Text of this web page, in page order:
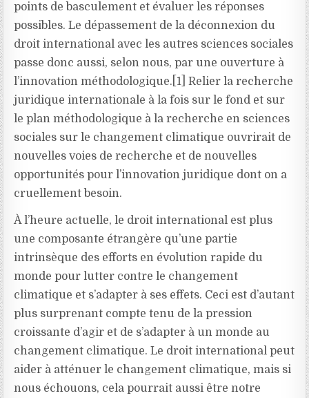
points de basculement et évaluer les réponses
possibles. Le dépassement de la déconnexion du
droit international avec les autres sciences sociales
passe donc aussi, selon nous, par une ouverture à
l’innovation méthodologique.[1] Relier la recherche
juridique internationale à la fois sur le fond et sur
le plan méthodologique à la recherche en sciences
sociales sur le changement climatique ouvrirait de
nouvelles voies de recherche et de nouvelles
opportunités pour l’innovation juridique dont on a
cruellement besoin.
À l’heure actuelle, le droit international est plus
une composante étrangère qu’une partie
intrinsèque des efforts en évolution rapide du
monde pour lutter contre le changement
climatique et s’adapter à ses effets. Ceci est d’autant
plus surprenant compte tenu de la pression
croissante d’agir et de s’adapter à un monde au
changement climatique. Le droit international peut
aider à atténuer le changement climatique, mais si
nous échouons, cela pourrait aussi être notre